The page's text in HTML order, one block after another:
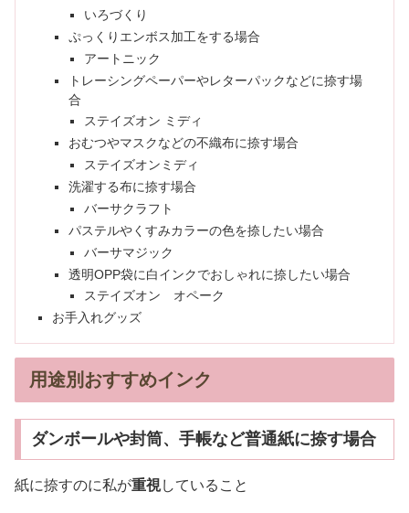
いろづくり
ぷっくりエンボス加工をする場合
アートニック
トレーシングペーパーやレターパックなどに捺す場
合
ステイズオン ミディ
おむつやマスクなどの不織布に捺す場合
ステイズオンミディ
洗濯する布に捺す場合
バーサクラフト
パステルやくすみカラーの色を捺したい場合
バーサマジック
透明OPP袋に白インクでおしゃれに捺したい場合
ステイズオン オペーク
お手入れグッズ
用途別おすすめインク
ダンボールや封筒、手帳など普通紙に捺す場合
紙に捺すのに私が重視していること